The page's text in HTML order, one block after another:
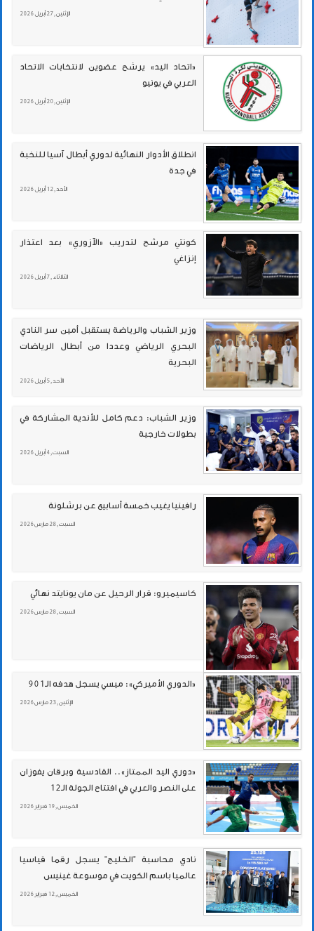
الإثنين , 27 أبريل 2026
«اتحاد اليد» يرشح عضوين لانتخابات الاتحاد
العربي في يونيو
الإثنين , 20 أبريل 2026
انطلاق الأدوار النهائية لدوري أبطال آسيا للنخبة
في جدة
الأحد , 12 أبريل 2026
كونتي مرشح لتدريب «الآزوري» بعد اعتذار
إنزاغي
الثلاثاء , 7 أبريل 2026
وزير الشباب والرياضة يستقبل أمين سر النادي
البحري الرياضي وعددا من أبطال الرياضات
البحرية
الأحد , 5 أبريل 2026
وزير الشباب: دعم كامل للأندية المشاركة في
بطولات خارجية
السبت , 4 أبريل 2026
رافينيا يغيب خمسة أسابيع عن برشلونة
السبت , 28 مارس 2026
كاسيميرو: قرار الرحيل عن مان يونايتد نهائي
السبت , 28 مارس 2026
«الدوري الأميركي»: ميسي يسجل هدفه الـ901
الإثنين , 23 مارس 2026
«دوري اليد الممتاز».. القادسية وبرقان يفوزان
على النصر والعربي في افتتاح الجولة الـ12
الخميس , 19 فبراير 2026
نادي محاسبة "الخليج" يسجل رقما قياسيا
عالميا باسم الكويت في موسوعة غينيس
الخميس , 12 فبراير 2026